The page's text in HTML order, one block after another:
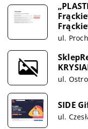
ul.
ul.
SIDE
ul.